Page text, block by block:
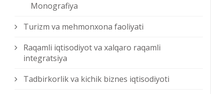
Monografiya
Turizm va mehmonxona faoliyati
Raqamli iqtisodiyot va xalqaro raqamli
integratsiya
Tadbirkorlik va kichik biznes iqtisodiyoti